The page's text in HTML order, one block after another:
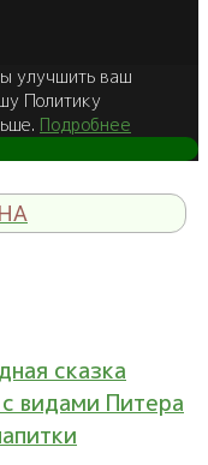
улучшить ваш
Политику
Подробнее
сказка
видами Питера